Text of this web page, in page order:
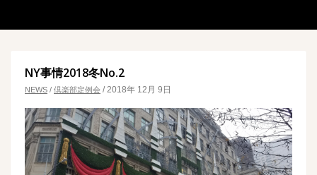
NY事情2018冬No.2
NEWS / 倶楽部定例会 / 2018年 12月 9日